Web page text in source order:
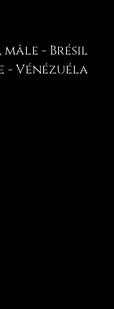
- Brésil
- Vénézuéla